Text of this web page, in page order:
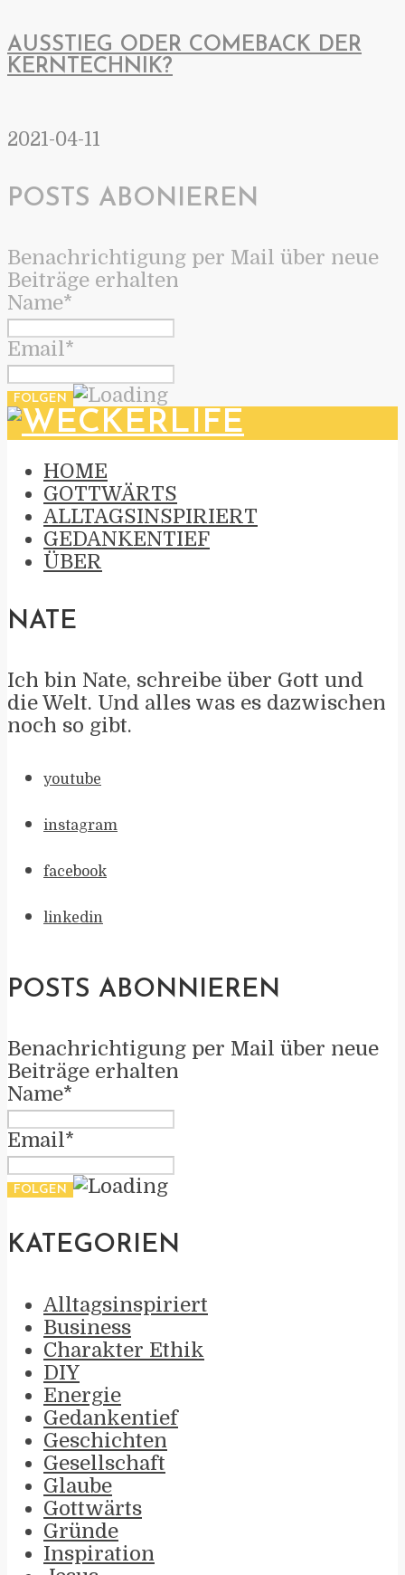
AUSSTIEG ODER COMEBACK DER
KERNTECHNIK?
2021-04-11
POSTS ABONIEREN
Benachrichtigung per Mail über neue
Beiträge erhalten
Name*
Email*
HOME
GOTTWÄRTS
ALLTAGSINSPIRIERT
GEDANKENTIEF
ÜBER
NATE
Ich bin Nate, schreibe über Gott und
die Welt. Und alles was es dazwischen
noch so gibt.
youtube
instagram
facebook
linkedin
POSTS ABONNIEREN
Benachrichtigung per Mail über neue
Beiträge erhalten
Name*
Email*
KATEGORIEN
Alltagsinspiriert
Business
Charakter Ethik
DIY
Energie
Gedankentief
Geschichten
Gesellschaft
Glaube
Gottwärts
Gründe
Inspiration